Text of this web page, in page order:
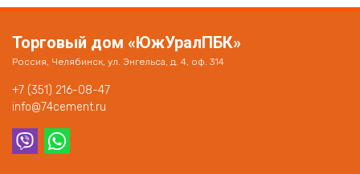
Торговый дом «ЮжУралПБК»
Россия, Челябинск, ул. Энгельса, д. 4, оф. 314
+7 (351) 216-08-47
info@74cement.ru